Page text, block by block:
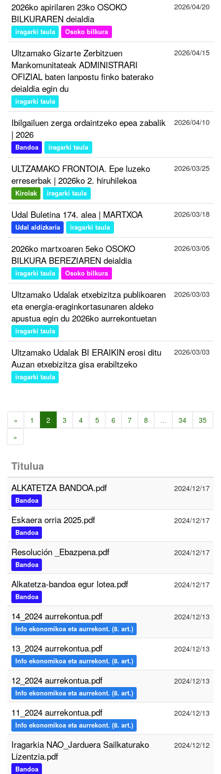
2026ko apirilaren 23ko OSOKO
BILKURAREN deialdia
iragarki taula Osoko bilkura
2026/04/20
Ultzamako Gizarte Zerbitzuen
Mankomunitateak ADMINISTRARI
OFIZIAL baten lanpostu finko baterako
deialdia egin du
iragarki taula
2026/04/15
Ibilgailuen zerga ordaintzeko epea zabalik
| 2026
Bandoa iragarki taula
2026/04/10
ULTZAMAKO FRONTOIA. Epe luzeko
erreserbak | 2026ko 2. hiruhilekoa
Kirolak iragarki taula
2026/03/25
Udal Buletina 174. alea | MARTXOA
Udal aldizkaria iragarki taula
2026/03/18
2026ko martxoaren 5eko OSOKO
BILKURA BEREZIAREN deialdia
iragarki taula Osoko bilkura
2026/03/05
Ultzamako Udalak etxebizitza publikoaren
eta energia-eraginkortasunaren aldeko
apustua egin du 2026ko aurrekontuetan
iragarki taula
2026/03/03
Ultzamako Udalak BI ERAIKIN erosi ditu
Auzan etxebizitza gisa erabiltzeko
iragarki taula
2026/03/03
« 1 2 3 4 5 6 7 8 ... 34
35
»
Titulua
ALKATETZA BANDOA.pdf
Bandoa
2024/12/17
Eskaera orria 2025.pdf
Bandoa
2024/12/17
Resolución _Ebazpena.pdf
Bandoa
2024/12/17
Alkatetza-bandoa egur lotea.pdf
Bandoa
2024/12/17
14_2024 aurrekontua.pdf
Info ekonomikoa eta aurrekont. (8. art.)
2024/12/13
13_2024 aurrekontua.pdf
Info ekonomikoa eta aurrekont. (8. art.)
2024/12/13
12_2024 aurrekontua.pdf
Info ekonomikoa eta aurrekont. (8. art.)
2024/12/13
11_2024 aurrekontua.pdf
Info ekonomikoa eta aurrekont. (8. art.)
2024/12/13
Iragarkia NAO_Jarduera Sailkaturako
Lizentzia.pdf
Bandoa
2024/12/12